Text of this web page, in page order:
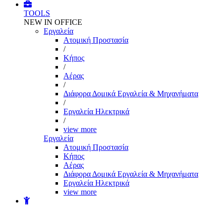
TOOLS
NEW IN OFFICE
Εργαλεία
Aτομική Προστασία
/
Kήπος
/
Αέρας
/
Διάφορα Δομικά Εργαλεία & Μηχανήματα
/
Εργαλεία Ηλεκτρικά
/
view more
Εργαλεία
Aτομική Προστασία
Kήπος
Αέρας
Διάφορα Δομικά Εργαλεία & Μηχανήματα
Εργαλεία Ηλεκτρικά
view more